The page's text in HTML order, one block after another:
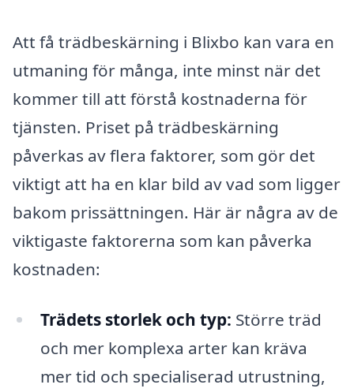
Att få trädbeskärning i Blixbo kan vara en
utmaning för många, inte minst när det
kommer till att förstå kostnaderna för
tjänsten. Priset på trädbeskärning
påverkas av flera faktorer, som gör det
viktigt att ha en klar bild av vad som ligger
bakom prissättningen. Här är några av de
viktigaste faktorerna som kan påverka
kostnaden:
Trädets storlek och typ: Större träd
och mer komplexa arter kan kräva
mer tid och specialiserad utrustning,